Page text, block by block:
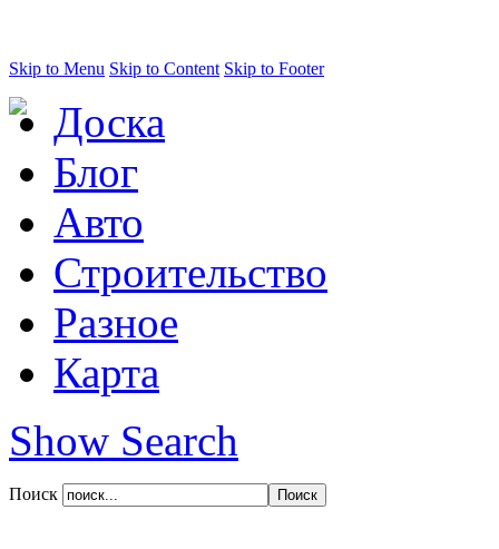
Skip to Menu Skip to Content Skip to Footer
Доска
Блог
Авто
Строительство
Разное
Карта
Show Search
Поиск